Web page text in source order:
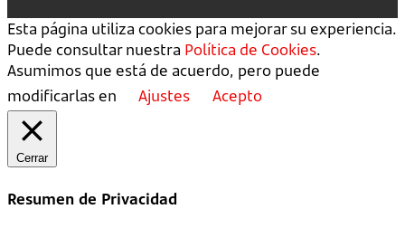
Esta página utiliza cookies para mejorar su experiencia.
Puede consultar nuestra Política de Cookies.
Asumimos que está de acuerdo, pero puede
modificarlas en
Ajustes Acepto
Cerrar
Resumen de Privacidad